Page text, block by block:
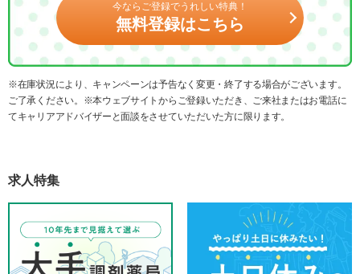
今ならご登録でうれしい特典！
無料登録はこちら
※在庫状況により、キャンペーンは予告なく変更・終了する場合がございます。
ご了承ください。※本ウェブサイトからご登録いただき、ご来社またはお電話に
てキャリアアドバイザーと面談をさせていただいた方に限ります。
求人特集